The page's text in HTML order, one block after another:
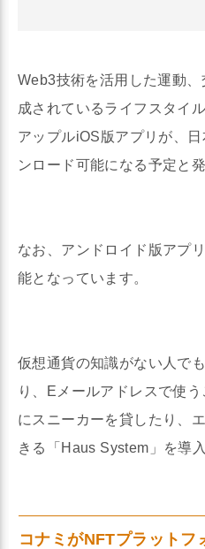
Web3技術を活用した運動
成されているライフスタイ
アップルiOS版アプリが、
ンロード可能になる予定と
なお、アンドロイド版アプ
能となっています。
仮想通貨の知識がない人で
り、Eメールアドレスで使
にスニーカーを貸したり、
きる「Haus System」を導
コナミがNFTプラットフ